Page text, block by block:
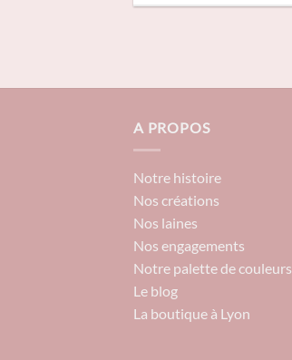
A PROPOS
Notre histoire
Nos créations
Nos laines
Nos engagements
Notre palette de couleurs
Le blog
La boutique à Lyon